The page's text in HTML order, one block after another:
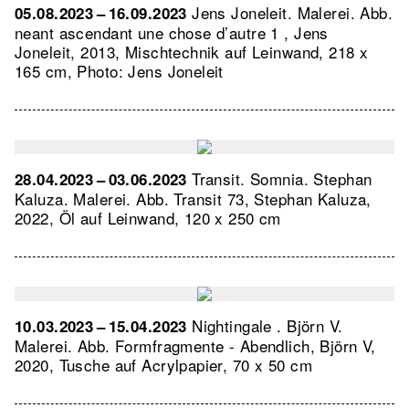
05.08.2023 – 16.09.2023Jens Joneleit. Malerei.Abb.
neant ascendant une chose d’autre 1 , Jens
Joneleit, 2013, Mischtechnik auf Leinwand, 218 x
165 cm, Photo: Jens Joneleit
28.04.2023 – 03.06.2023Transit. Somnia. Stephan
Kaluza. Malerei.Abb. Transit 73, Stephan Kaluza,
2022, Öl auf Leinwand, 120 x 250 cm
10.03.2023 – 15.04.2023 Nightingale . Björn V.
Malerei. Abb. Formfragmente - Abendlich, Björn V,
2020, Tusche auf Acrylpapier, 70 x 50 cm